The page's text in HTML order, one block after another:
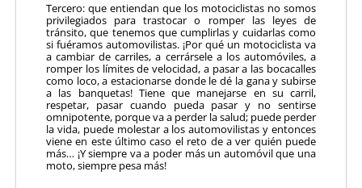
Tercero: que entiendan que los motociclistas no somos
privilegiados para trastocar o romper las leyes de
tránsito, que tenemos que cumplirlas y cuidarlas como
si fuéramos automovilistas. ¡Por qué un motociclista va
a cambiar de carriles, a cerrársele a los automóviles, a
romper los límites de velocidad, a pasar a las bocacalles
como loco, a estacionarse donde le dé la gana y subirse
a las banquetas! Tiene que manejarse en su carril,
respetar, pasar cuando pueda pasar y no sentirse
omnipotente, porque va a perder la salud; puede perder
la vida, puede molestar a los automovilistas y entonces
viene en este último caso el reto de a ver quién puede
más… ¡Y siempre va a poder más un automóvil que una
moto, siempre pesa más!